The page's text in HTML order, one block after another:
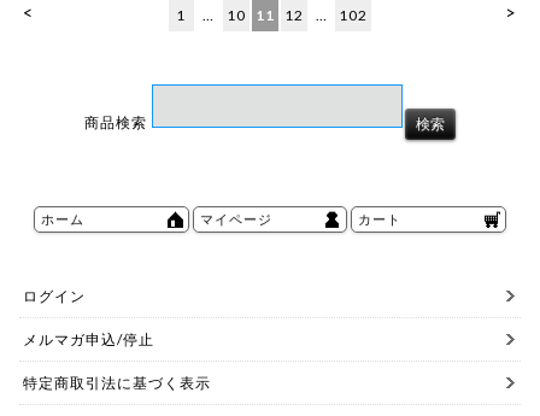
< >
1 … 10 11 12 … 102
商品検索
ホーム マイページ カート
ログイン
メルマガ申込/停止
特定商取引法に基づく表示